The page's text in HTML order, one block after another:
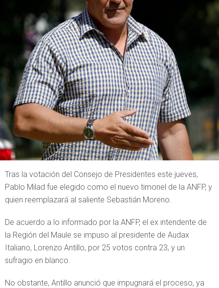
Tras la votación del Consejo de Presidentes este jueves,
Pablo Milad fue elegido como el nuevo timonel de la ANFP, y
quien reemplazará al saliente Sebastián Moreno.
De acuerdo a lo informado por la ANFP, el ex intendente de
la Región del Maule se impuso al presidente de Audax
Italiano, Lorenzo Antillo, por 25 votos contra 23, y un
sufragio en blanco.
No obstante, Antillo anunció que impugnará el proceso, ya